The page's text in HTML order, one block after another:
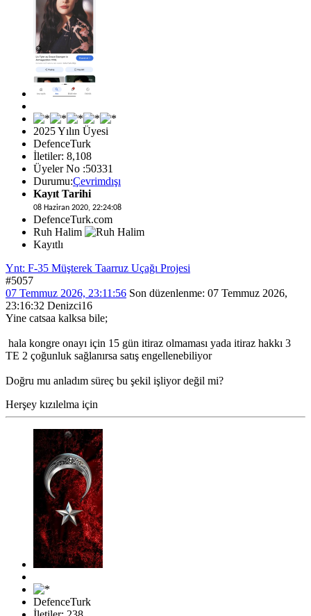
2025 Yılın Üyesi
DefenceTurk
İletiler: 8,108
Üyeler No :50331
Durumu:Çevrimdışı
Kayıt Tarihi
08 Haziran 2020, 22:24:08
DefenceTurk.com
Ruh Halim
Kayıtlı
Ynt: F-35 Müşterek Taarruz Uçağı Projesi
#5057
07 Temmuz 2026, 23:11:56 Son düzenlenme: 07 Temmuz 2026,
23:16:32 Denizci16
Yine catsaa kalksa bile;
hala kongre onayı için 15 gün itiraz olmaması yada itiraz hakkı 3
TE 2 çoğunluk sağlanırsa satış engellenebiliyor
Doğru mu anladım süreç bu şekil işliyor değil mi?
Herşey kızılelma için
DefenceTurk